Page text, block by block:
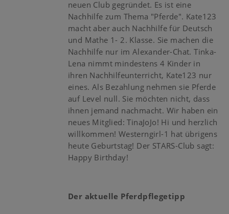
neuen Club gegründet. Es ist eine
Nachhilfe zum Thema "Pferde". Kate123
macht aber auch Nachhilfe für Deutsch
und Mathe 1- 2. Klasse. Sie machen die
Nachhilfe nur im Alexander-Chat. Tinka-
Lena nimmt mindestens 4 Kinder in
ihren Nachhilfeunterricht, Kate123 nur
eines. Als Bezahlung nehmen sie Pferde
auf Level null. Sie möchten nicht, dass
ihnen jemand nachmacht. Wir haben ein
neues Mitglied: TinaJoJo! Hi und herzlich
willkommen! Westerngirl-1 hat übrigens
heute Geburtstag! Der STARS-Club sagt:
Happy Birthday!
Der aktuelle Pferdpflegetipp